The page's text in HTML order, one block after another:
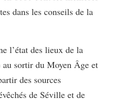
dans les conseils de la
l’état des lieux de la
sortir du Moyen Âge et
des sources
de Séville et de